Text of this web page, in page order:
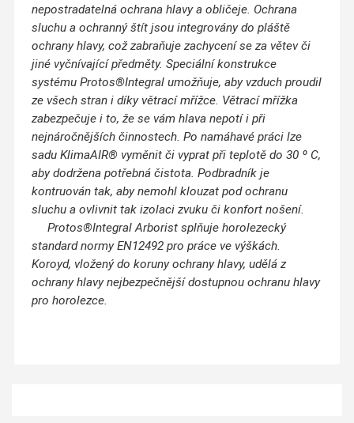
nepostradatelná ochrana hlavy a obličeje. Ochrana
sluchu a ochranný štít jsou integrovány do pláště
ochrany hlavy, což zabraňuje zachycení se za větev či
jiné vyčnívající předměty. Speciální konstrukce
systému Protos®Integral umožňuje, aby vzduch proudil
ze všech stran i díky větrací mřížce. Větrací mřížka
zabezpečuje i to, že se vám hlava nepotí i při
nejnáročnějších činnostech. Po namáhavé práci lze
sadu KlimaAIR®vyměnit či vyprat při teplotě do 30 º C,
aby dodržena potřebná čistota. Podbradník je
kontruován tak, aby nemohl klouzat pod ochranu
sluchu a ovlivnit tak izolaci zvuku či konfort nošení.
Protos®Integral Arborist splňuje horolezecký
standard normy EN12492 pro práce ve výškách.
Koroyd, vložený do koruny ochrany hlavy, udělá z
ochrany hlavy nejbezpečnější dostupnou ochranu hlavy
pro horolezce.